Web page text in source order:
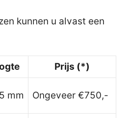
kunnen u alvast een
Prijs (*)
mm Ongeveer €750,-